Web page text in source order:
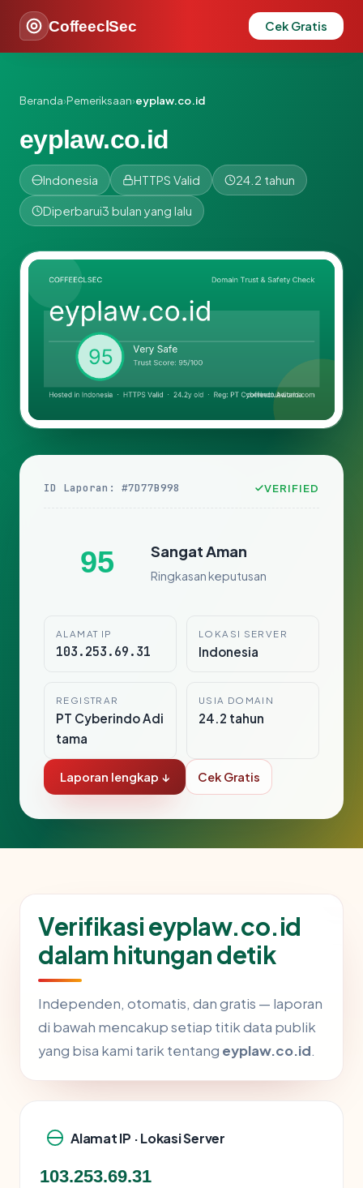
CoffeeclSec Cek Gratis
Beranda›Pemeriksaan›eyplaw.co.id
eyplaw.co.id
Indonesia HTTPS Valid 24.2 tahun
Diperbarui3 bulan yang lalu
ID Laporan: #7D77B998 VERIFIED
95 Sangat Aman
Ringkasan keputusan
ALAMAT IP
103.253.69.31
LOKASI SERVER
Indonesia
REGISTRAR
PT Cyberindo Adi
tama
USIA DOMAIN
24.2 tahun
Laporan lengkap ↓ Cek Gratis
Verifikasi eyplaw.co.id
dalam hitungan detik
Independen, otomatis, dan gratis — laporan
di bawah mencakup setiap titik data publik
yang bisa kami tarik tentang eyplaw.co.id.
Alamat IP · Lokasi Server
103.253.69.31